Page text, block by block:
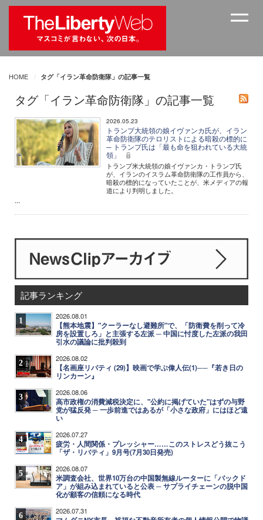
HOME タグ「イラン革命防衛隊」の記事一覧
タグ「イラン革命防衛隊」の記事一覧
2026.05.23
トランプ大統領の娘イヴァンカ氏が、イラン
革命防衛隊のテロリストによる暗殺の標的に
─ トランプ氏は「最も命を狙われている大統
領」
トランプ米大統領の娘イヴァンカ・トランプ氏
が、イランのイスラム革命防衛隊の工作員から、
暗殺の標的になっていたことが、米メディアの報
道により判明しました。
...
記事ランキング
1 2026.08.01
【熊本地震】"クーラーなし避難所"で、「防衛費を削って冷
房を設置しろ」と主張する左派 ─ 中国に忖度した左派の我田
引水の議論に批判殺到
2 2026.08.02
【名画座リバティ (29)】映画で学ぶ偉人伝(1)──『若き日の
リンカーン』
3 2026.08.06
高市政権の消費減税決定に、"公約に掲げていた"はずの与野
党が猛反発 ─ 一歩前進ではあるが「小さな政府」にはほど遠
い
4 2026.07.27
疲労・人間関係・プレッシャー……このストレスどう抜こう
「ザ・リバティ」9月号(7月30日発売)
5 2026.08.07
米調査会社、世界10万台の中国製無線ルーターに「バックド
ア」が組み込まれていると公表 ─ サプライチェーンの脱中国
化が顧客の信頼になる時代
6 2026.07.31